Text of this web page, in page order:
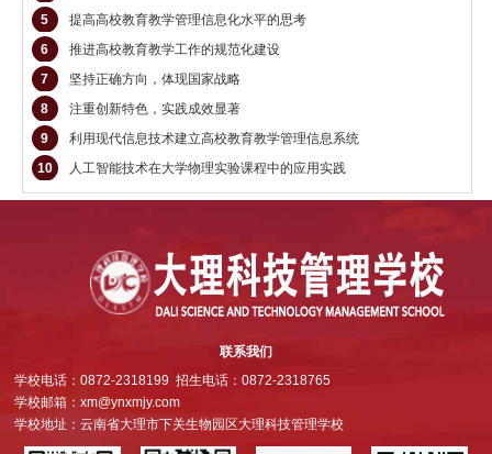
5
提高高校教育教学管理信息化水平的思考
6
推进高校教育教学工作的规范化建设
7
坚持正确方向，体现国家战略
8
注重创新特色，实践成效显著
9
利用现代信息技术建立高校教育教学管理信息系统
10
人工智能技术在大学物理实验课程中的应用实践
联系我们
学校电话：0872-2318199 招生电话：0872-2318765
学校邮箱：xm@ynxmjy.com
学校地址：云南省大理市下关生物园区大理科技管理学校